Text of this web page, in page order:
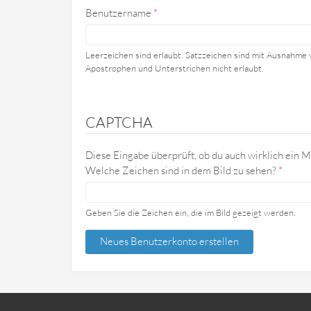
Benutzername *
Leerzeichen sind erlaubt. Satzzeichen sind mit Ausnahme
Apostrophen und Unterstrichen nicht erlaubt.
CAPTCHA
Diese Eingabe überprüft, ob du auch wirklich ein
Welche Zeichen sind in dem Bild zu sehen? *
Geben Sie die Zeichen ein, die im Bild gezeigt werden.